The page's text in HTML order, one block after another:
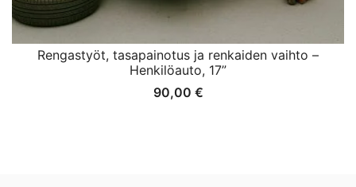
Rengastyöt, tasapainotus ja renkaiden vaihto –
Henkilöauto, 17”
90,00 €